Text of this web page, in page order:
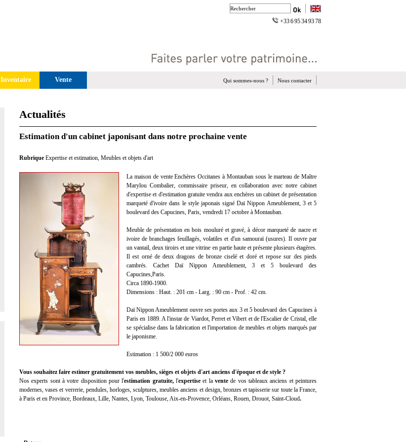
+33 6 95 34 93 78
Inventaire Vente Nous contacter
Qui sommes-nous ?
Actualités
Estimation d'un cabinet japonisant dans notre prochaine vente
Rubrique Expertise et estimation, Meubles et objets d'art
La maison de vente Enchères Occitanes à Montauban sous le marteau de Maître
Marylou Combalier, commissaire priseur, en collaboration avec notre cabinet
d'expertise et d'estimation gratuite vendra aux enchères un cabinet de présentation
marqueté d'ivoire dans le style japonais signé Daï Nippon Ameublement, 3 et 5
boulevard des Capucines, Paris, vendredi 17 octobre à Montauban.
Meuble de présentation en bois mouluré et gravé, à décor marqueté de nacre et
ivoire de branchages feuillagés, volatiles et d'un samouraï (usures). Il ouvre par
un vantail, deux tiroirs et une vitrine en partie haute et présente plusieurs étagères.
Il est orné de deux dragons de bronze ciselé et doré et repose sur des pieds
cambrés. Cachet Daï Nippon Ameublement, 3 et 5 boulevard des
Capucines,Paris.
Circa 1890-1900.
Dimensions : Haut. : 201 cm - Larg. : 90 cm - Prof. : 42 cm.
Daï Nippon Ameublement ouvre ses portes aux 3 et 5 boulevard des Capucines à
Paris en 1889. A l'instar de Viardot, Perret et Vibert et de l'Escalier de Cristal, elle
se spécialise dans la fabrication et l'importation de meubles et objets marqués par
le japonisme.
Estimation : 1 500/2 000 euros
Vous souhaitez faire estimer gratuitement vos meubles, sièges et objets d'art anciens d'époque et de style ?
Nos experts sont à votre disposition pour l'estimation gratuite,l'expertise et lavente de vos tableaux anciens et peintures
modernes, vases et verrerie, pendules, horloges, sculptures, meubles anciens et design, bronzes et tapisserie sur toute la France,
à Paris et en Province, Bordeaux, Lille, Nantes, Lyon, Toulouse, Aix-en-Provence, Orléans, Rouen, Drouot, Saint-Cloud.